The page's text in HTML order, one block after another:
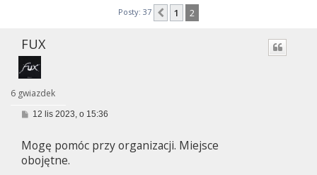
Posty: 37 Poprzednia
1 2
FUX
6 gwiazdek
P
t
12 lis 2023, o 15:36
Mogę pomóc przy organizacji. Miejsce
obojętne.